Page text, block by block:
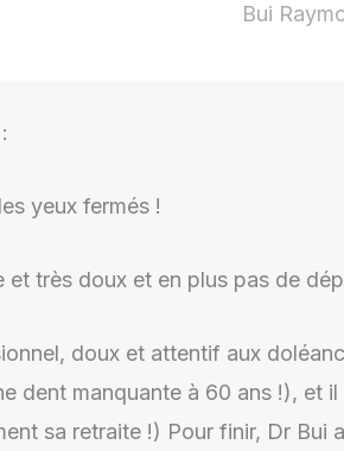
Bui
:
yeux fermés !
très doux et en plus pas de
doux et attentif aux
dent manquante à 60 ans !), et
sa retraite !) Pour finir, Dr